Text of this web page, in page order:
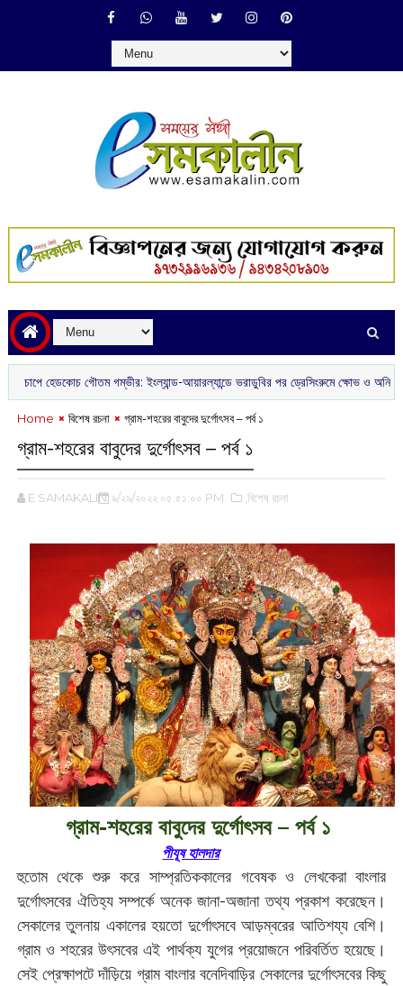
গৌতম গম্ভীর: ইংল্যান্ড-আয়ারল্যান্ডে ভরাডুবির পর ড্রেসিংরুমে ক্ষোভ ও অনিশ্চয়তায় ভারতীয়
Home বিশেষ রচনা গ্রাম-শহরের বাবুদের দুর্গোৎসব – পর্ব ১
গ্রাম-শহরের বাবুদের দুর্গোৎসব – পর্ব ১
E SAMAKALIN ৯/২৯/২০২২ ০৫:৫১:০০ PM ,বিশেষ রচনা
গ্রাম-শহরের বাবুদের দুর্গোৎসব – পর্ব ১
পীযূষ হালদার‌
হুতোম থেকে শুরু করে সাম্প্রতিককালের গবেষক ও লেখকেরা বাংলার
দুর্গোৎসবের ঐতিহ্য সম্পর্কে অনেক জানা-অজানা তথ্য প্রকাশ করেছেন।
সেকালের তুলনায় একালের হয়তো দুর্গোৎসবে আড়ম্বরের আতিশয্য বেশি।
গ্রাম ও শহরের উৎসবের এই পার্থক্য যুগের প্রয়োজনে পরিবর্তিত হয়েছে।
সেই প্রেক্ষাপটে দাঁড়িয়ে গ্রাম বাংলার বনেদিবাড়ির সেকালের দুর্গোৎসবের কিছু